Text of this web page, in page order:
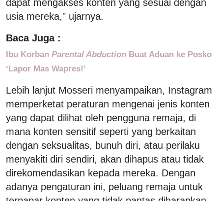
dapat mengakses konten yang sesuai dengan
usia mereka," ujarnya.
Baca Juga :
Ibu Korban Parental Abduction Buat Aduan ke Posko
‘Lapor Mas Wapres!’
Lebih lanjut Mosseri menyampaikan, Instagram
memperketat peraturan mengenai jenis konten
yang dapat dilihat oleh pengguna remaja, di
mana konten sensitif seperti yang berkaitan
dengan seksualitas, bunuh diri, atau perilaku
menyakiti diri sendiri, akan dihapus atau tidak
direkomendasikan kepada mereka. Dengan
adanya pengaturan ini, peluang remaja untuk